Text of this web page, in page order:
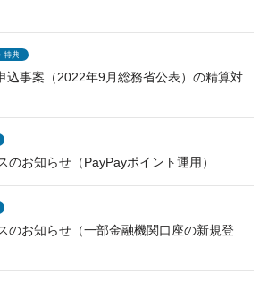
特典
込事案（2022年9月総務省公表）の精算対
のお知らせ（PayPayポイント運用）
のお知らせ（一部金融機関口座の新規登